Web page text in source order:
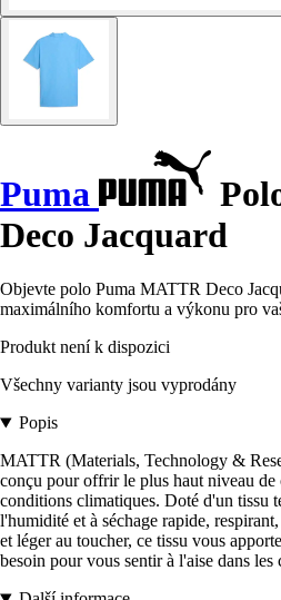
Puma
Deco Jacquard
Objevte polo Puma MATTR Deco
maximálního komfortu a výkonu pro
Produkt není k dispozici
Všechny varianty jsou vyprodány
Popis
MATTR (Materials, Technology &
conçu pour offrir le plus haut niveau de
conditions climatiques. Doté d'un tissu
l'humidité et à séchage rapide,
et léger au toucher, ce tissu vous
besoin pour vous sentir à l'aise dans